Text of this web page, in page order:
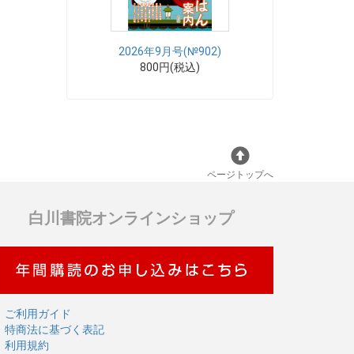
2026年9月号(№902)
800円(税込)
ページトップへ
白川書院オンラインショップ
ご利用ガイド
特商法に基づく表記
利用規約